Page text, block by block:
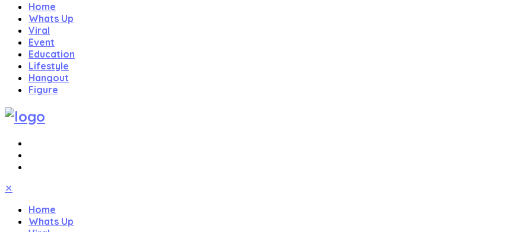
Home
Whats Up
Viral
Event
Education
Lifestyle
Hangout
Figure
✕
Home
Whats Up